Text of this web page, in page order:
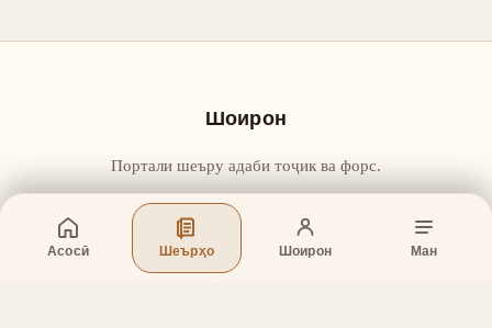
Асосӣ Шеърҳо Шоирон Ман
Шоирон
Портали шеъру адаби тоҷик ва форс.